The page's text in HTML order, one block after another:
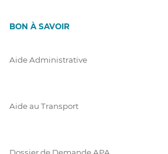
BON À SAVOIR
Aide Administrative
Aide au Transport